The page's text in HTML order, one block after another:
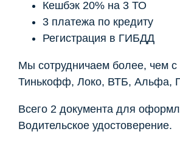
Кешбэк 20% на 3 ТО
3 платежа по кредиту
Регистрация в ГИБДД
Мы сотрудничаем более, чем
Тинькофф, Локо, ВТБ, Альфа,
Всего 2 документа для
Водительское удостоверение.